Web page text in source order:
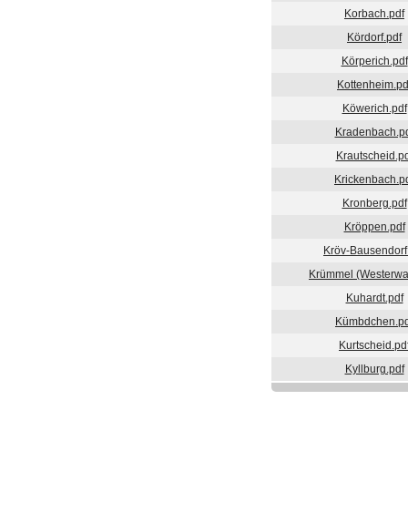
Korbach.pdf
Kördorf.pdf
Körperich.pdf
Köwerich.pdf
Kronberg.pdf
Kröppen.pdf
Kröv-
Krümmel
Kuhardt.pdf
Kyllburg.pdf